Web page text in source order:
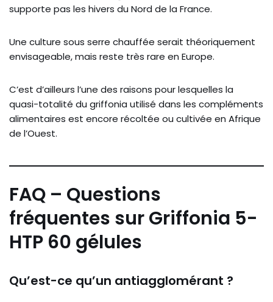
supporte pas les hivers du Nord de la France.
Une culture sous serre chauffée serait théoriquement
envisageable, mais reste très rare en Europe.
C’est d’ailleurs l’une des raisons pour lesquelles la
quasi-totalité du griffonia utilisé dans les compléments
alimentaires est encore récoltée ou cultivée en Afrique
de l’Ouest.
FAQ – Questions
fréquentes sur Griffonia 5-
HTP 60 gélules
Qu’est-ce qu’un antiagglomérant ?